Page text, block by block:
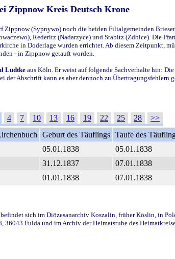
Zippnow Kreis Deutsch Krone
Zippnow (Sypnywo) noch die beiden Filialgemeinden
Rederitz (Nadarzyce) und Stabitz (Zdbice). Die
in Doderlage wurden errichtet. Ab diesem Zeitpunkt,
- in Zippnow getauft worden.
Lüdtke aus Köln. Er weist auf folgende Sachverhalte hin:
Abschrift kann es aber dennoch zu Übertragungsfehlern
4 7 10 13 16 19 22 25 28
>>
Geburt des Täuflings Taufe des
05.01.1838 05.01.1838
31.12.1837 07.01.1838
01.01.1838 07.01.1838
sich im Diözesanarchiv Koszalin, früher Köslin, in
36043 Fulda und im Archiv der Heimatstube des